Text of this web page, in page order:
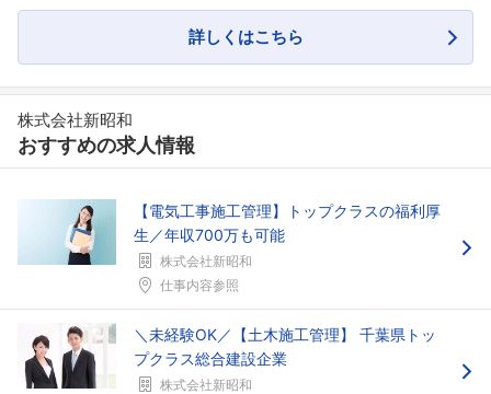
詳しくはこちら
株式会社新昭和
おすすめの求人情報
【電気工事施工管理】トップクラスの福利厚
生／年収700万も可能
株式会社新昭和
仕事内容参照
＼未経験OK／【土木施工管理】 千葉県トッ
プクラス総合建設企業
株式会社新昭和